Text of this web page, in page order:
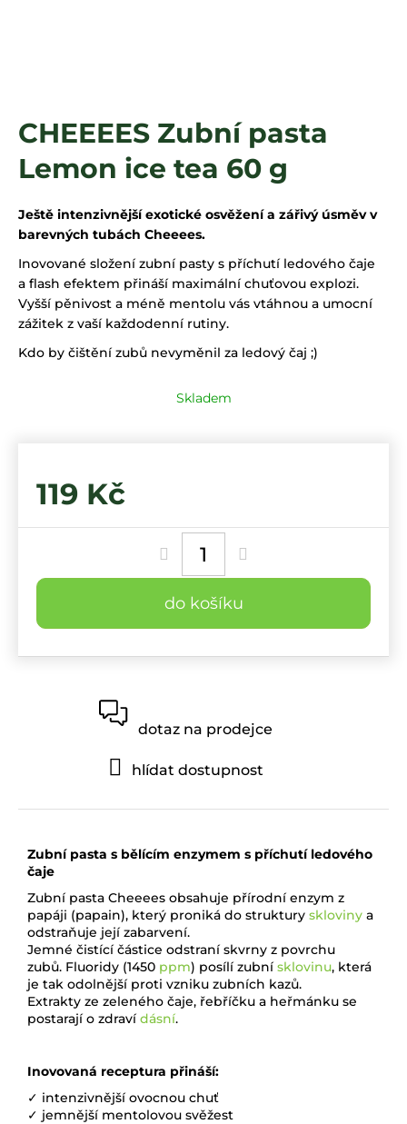
CHEEEES Zubní pasta
Lemon ice tea 60 g
Ještě intenzivnější exotické osvěžení a zářivý úsměv v
barevných tubách Cheeees.
Inovované složení zubní pasty s příchutí ledového čaje
a flash efektem přináší maximální chuťovou explozi.
Vyšší pěnivost a méně mentolu vás vtáhnou a umocní
zážitek z vaší každodenní rutiny.
Kdo by čištění zubů nevyměnil za ledový čaj ;)
Skladem
119 Kč
cena:
do košíku
dotaz na prodejce
hlídat dostupnost
Zubní pasta s bělícím enzymem s příchutí ledového
čaje
Zubní pasta Cheeees obsahuje přírodní enzym z
papáji (papain), který proniká do struktury skloviny a
odstraňuje její zabarvení.
Jemné čistící částice odstraní skvrny z povrchu
zubů. Fluoridy (1450 ppm) posílí zubnísklovinu, která
je tak odolnější proti vzniku zubních kazů.
Extrakty ze zeleného čaje, řebříčku a heřmánku se
postarají o zdravídásní.
Inovovaná receptura přináší:
✓ intenzivnější ovocnou chuť
✓ jemnější mentolovou svěžest
?